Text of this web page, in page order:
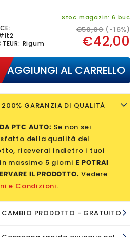
Rigum
Stoc magazin: 6 buc
€50,00(-16%)
€42,00
AGGIUNGI AL CARRELLO
200% GARANZIA DI QUALITÀ
PTC AUTO: Se non sei
della qualità del
riceverai indietro i tuoi
massimo 5 giorni EPOTRAI
IL PRODOTTO.Vedere
e Condizioni.
CAMBIO PRODOTTO - GRATUITO
scegliamo i prodotti